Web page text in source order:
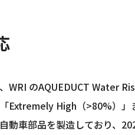
WRI のAQUEDUCT Water
Extremely High（>80%）
動車部品を製造しており、